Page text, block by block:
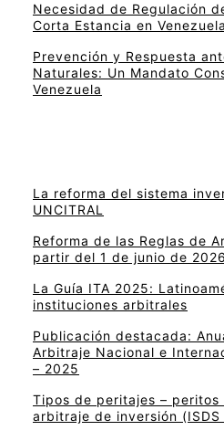
Necesidad de Regulación
Corta Estancia en Venezuela
Prevención y Respuesta
Naturales: Un Mandato
Venezuela
La reforma del sistema
UNCITRAL
Reforma de las Reglas de
partir del 1 de junio de 2026
La Guía ITA 2025:
instituciones arbitrales
Publicación destacada:
Arbitraje Nacional e
– 2025
Tipos de peritajes – peritos
arbitraje de inversión